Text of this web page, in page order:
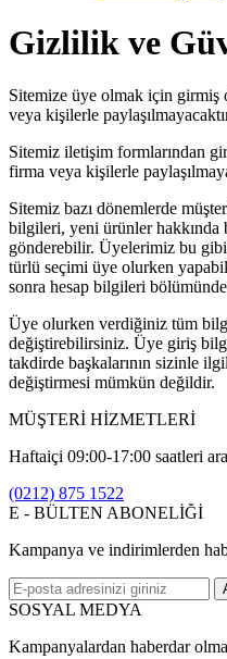
Gizlilik ve
Sitemize üye olmak için
veya kişilerle
Sitemiz iletişim formlarından
firma veya kişilerle
Sitemiz bazı dönemlerde
bilgileri, yeni ürünler
gönderebilir. Üyelerimiz bu
türlü seçimi üye olurken
sonra hesap bilgileri
Üye olurken verdiğiniz tüm
değiştirebilirsiniz. Üye giriş
takdirde başkalarının sizinle
değiştirmesi mümkün değildir.
MÜŞTERİ HİZMETLERİ
Haftaiçi 09:00-17:00 saatleri
(0212) 875 1522
E - BÜLTEN ABONELİĞİ
Kampanya ve indirimlerden
SOSYAL MEDYA
Kampanyalardan haberdar